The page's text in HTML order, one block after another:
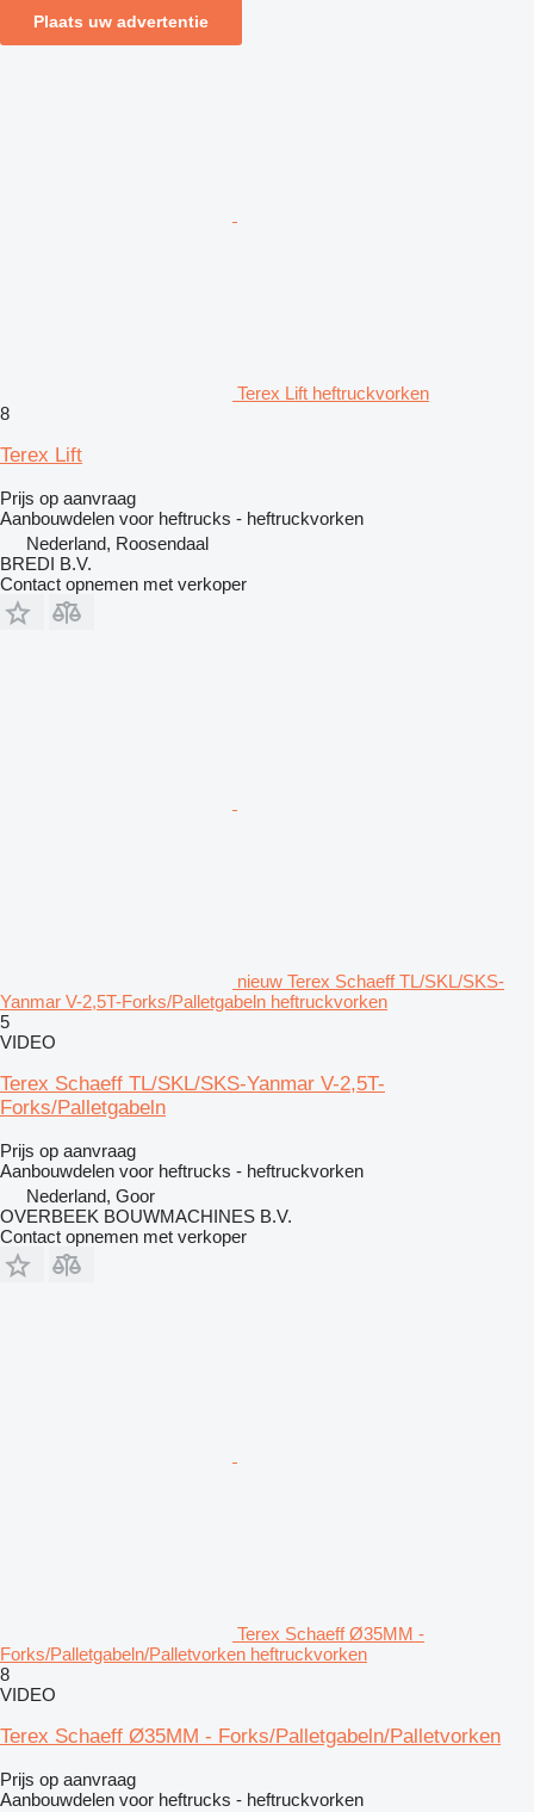
Plaats uw advertentie
Terex Lift heftruckvorken
8
Terex Lift
Prijs op aanvraag
Aanbouwdelen voor heftrucks - heftruckvorken
Nederland, Roosendaal
BREDI B.V.
Contact opnemen met verkoper
nieuw Terex Schaeff TL/SKL/SKS-
Yanmar V-2,5T-Forks/Palletgabeln heftruckvorken
5
VIDEO
Terex Schaeff TL/SKL/SKS-Yanmar V-2,5T-
Forks/Palletgabeln
Prijs op aanvraag
Aanbouwdelen voor heftrucks - heftruckvorken
Nederland, Goor
OVERBEEK BOUWMACHINES B.V.
Contact opnemen met verkoper
Terex Schaeff Ø35MM -
Forks/Palletgabeln/Palletvorken heftruckvorken
8
VIDEO
Terex Schaeff Ø35MM - Forks/Palletgabeln/Palletvorken
Prijs op aanvraag
Aanbouwdelen voor heftrucks - heftruckvorken